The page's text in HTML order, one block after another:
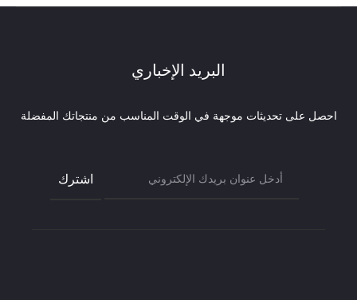
البريد الإخباري
احصل على تحديثات موجهة في الوقت المناسب من منتجاتك المفضلة